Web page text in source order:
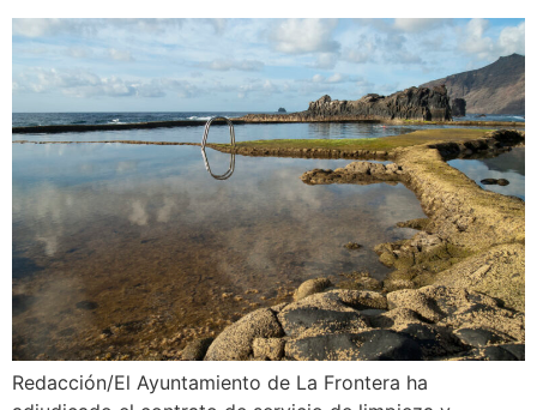
Redacción/El Ayuntamiento de La Frontera ha